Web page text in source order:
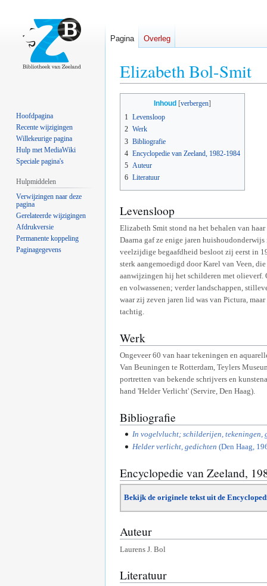
Elizabeth Bol-Smit
navigatie
springen
zoeken
springen
Inhoud
1 Levensloop
2 Werk
3 Bibliografie
4 Encyclopedie van Zeeland, 1982-1984
5 Auteur
6 Literatuur
Levensloop
Elizabeth Smit stond na het behalen van
Daarna gaf ze enige jaren
veelzijdige begaafdheid besloot zij eerst in
sterk aangemoedigd door Karel van Veen,
aanwijzingen hij het schilderen met olieverf.
en volwassenen; verder landschappen,
waar zij zeven jaren lid was van Pictura,
tachtig.
Werk
Ongeveer 60 van haar tekeningen en
Van Beuningen te Rotterdam, Teylers
portretten van bekende schrijvers en
hand 'Helder Verlicht' (Servire, Den Haag).
Bibliografie
In vogelvlucht; schilderijen, tekeningen,
Helder verlicht, gedichten (Den Haag,
Encyclopedie van Zeeland,
Bekijk de originele tekst uit de
Auteur
Laurens J. Bol
Literatuur
Pagina Overleg
Hoofdpagina
Recente wijzigingen
Willekeurige pagina
Hulp met MediaWiki
Speciale pagina's
Hulpmiddelen
Verwijzingen naar deze
pagina
Gerelateerde wijzigingen
Afdrukversie
Permanente koppeling
Paginagegevens